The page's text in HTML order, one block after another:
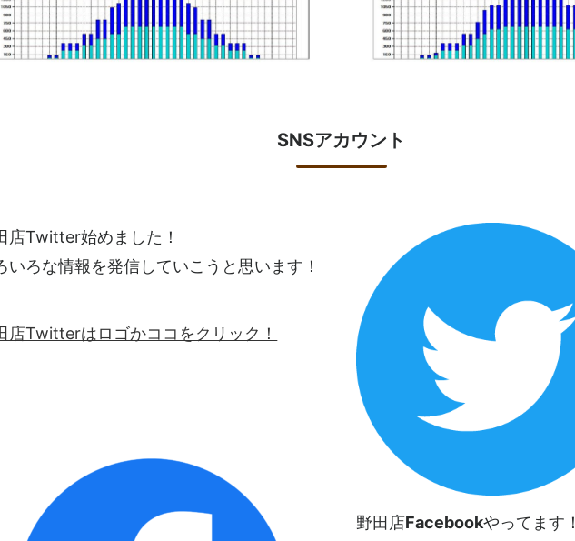
SNSアカウント
店Twitter始めました！
いろな情報を発信していこうと思います！
店Twitterはロゴかココをクリック！
野田店Facebookやってます！